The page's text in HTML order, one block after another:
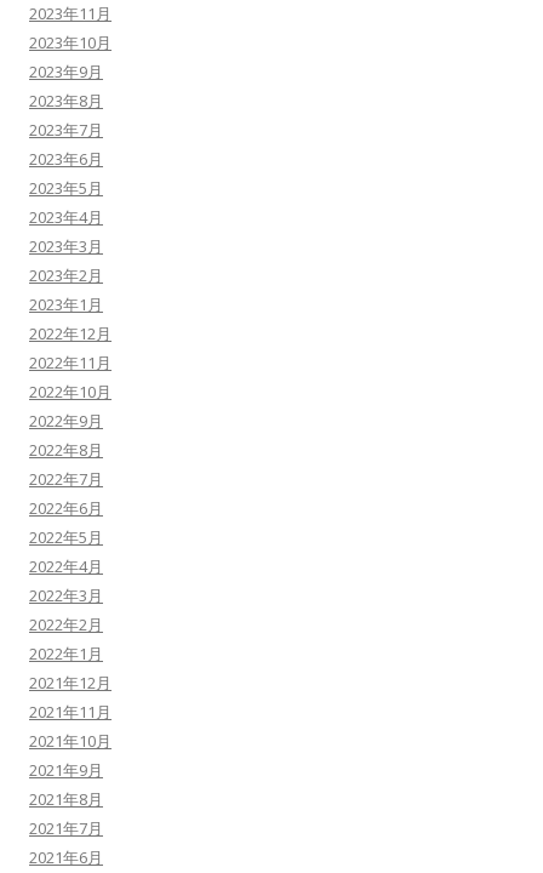
2023年11月
2023年10月
2023年9月
2023年8月
2023年7月
2023年6月
2023年5月
2023年4月
2023年3月
2023年2月
2023年1月
2022年12月
2022年11月
2022年10月
2022年9月
2022年8月
2022年7月
2022年6月
2022年5月
2022年4月
2022年3月
2022年2月
2022年1月
2021年12月
2021年11月
2021年10月
2021年9月
2021年8月
2021年7月
2021年6月